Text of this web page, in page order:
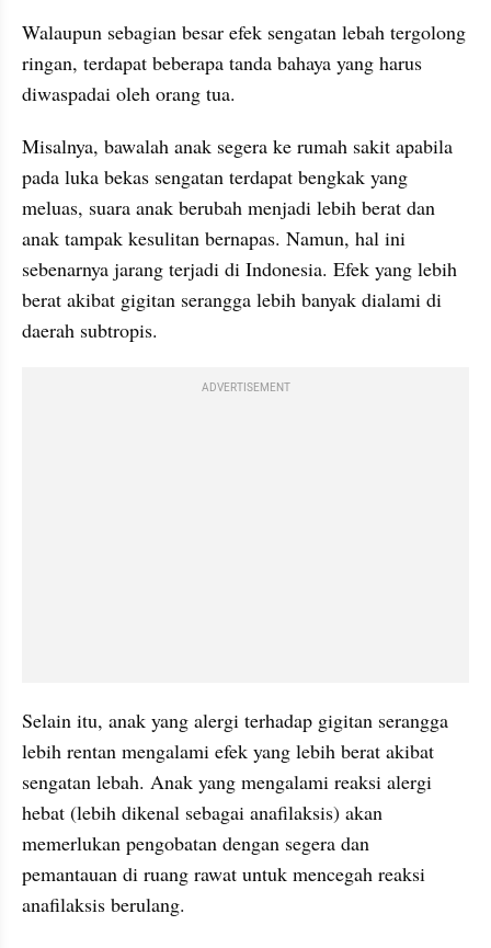
Walaupun sebagian besar efek sengatan lebah tergolong
ringan, terdapat beberapa tanda bahaya yang harus
diwaspadai oleh orang tua.
Misalnya, bawalah anak segera ke rumah sakit apabila
pada luka bekas sengatan terdapat bengkak yang
meluas, suara anak berubah menjadi lebih berat dan
anak tampak kesulitan bernapas. Namun, hal ini
sebenarnya jarang terjadi di Indonesia. Efek yang lebih
berat akibat gigitan serangga lebih banyak dialami di
daerah subtropis.
ADVERTISEMENT
Selain itu, anak yang alergi terhadap gigitan serangga
lebih rentan mengalami efek yang lebih berat akibat
sengatan lebah. Anak yang mengalami reaksi alergi
hebat (lebih dikenal sebagai anafilaksis) akan
memerlukan pengobatan dengan segera dan
pemantauan di ruang rawat untuk mencegah reaksi
anafilaksis berulang.